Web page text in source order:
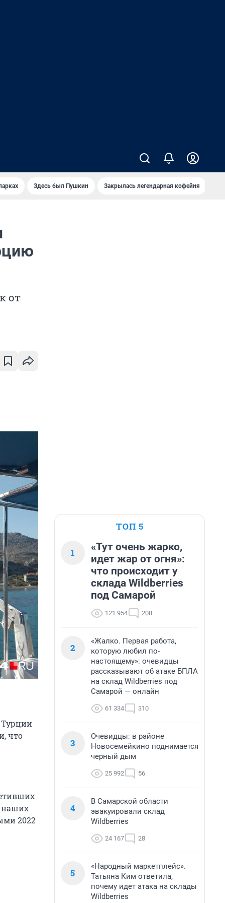
Здесь был Пушкин Закрылась легендарная кофейня
от
Турции
что
наших
2022
ТОП 5
1
«Тут очень жарко,
идет жар от огня»:
что происходит у
склада Wildberries
под Самарой
121 954 208
2
«Жалко. Первая работа,
которую любил по-
настоящему»: очевидцы
рассказывают об атаке БПЛА
на склад Wildberries под
Самарой — онлайн
61 334 310
3
Очевидцы: в районе
Новосемейкино поднимается
черный дым
25 992 56
4
В Самарской области
эвакуировали склад
Wildberries
24 167 28
5
«Народный маркетплейс».
Татьяна Ким ответила,
почему идет атака на склады
Wildberries